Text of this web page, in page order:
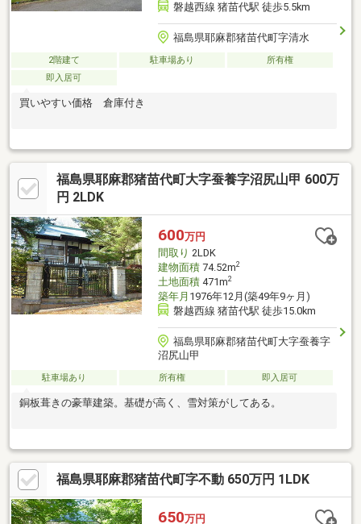
磐越西線 猪苗代駅 徒歩5.5km
福島県耶麻郡猪苗代町字清水
2階建て 駐車場あり
所有権
即入居可
買いやすい価格 倉庫付き
福島県耶麻郡猪苗代町大字蚕養字沼尻山甲 600万
円 2LDK
600万円
間取り 2LDK
建物面積74.52m2
土地面積471m2
築年月 1976年12月(築49年9ヶ月)
磐越西線 猪苗代駅 徒歩15.0km
福島県耶麻郡猪苗代町大字蚕養字
沼尻山甲
駐車場あり 所有権 即入居可
銅板葺きの豪華建築。基礎が高く、雪対策がしてある。
福島県耶麻郡猪苗代町字不動 650万円 1LDK
650万円